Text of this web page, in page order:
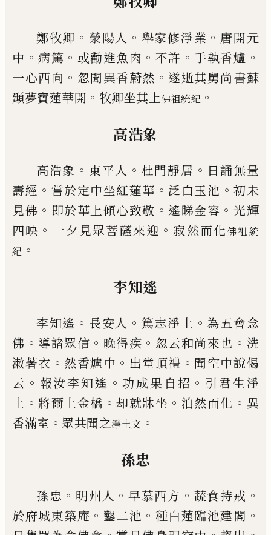
鄭牧卿 。 滎陽人 。 舉家修淨業 。 唐開元
中 。病篤 。 或勸進魚肉 。 不許 。 手執香爐 。
一心西向 。 忽聞異香蔚然 。 遂逝其舅尚書蘇
頲夢寶蓮華開 。 牧卿坐其上佛祖統紀 。
高浩象
高浩象 。 東平人 。 杜門靜居 。 日誦無量
壽經 。 嘗於定中坐紅蓮華 。泛白玉池 。初未
見佛 。 即於華上傾心致敬 。遙睇金容 。 光輝
四映 。 一夕見眾菩薩來迎 。 寂然而化佛祖統
紀 。
李知遙
李知遙 。 長安人 。 篤志淨土 。 為五會念
佛 。 導諸眾信 。 晚得疾 。 忽云和尚來也 。 洗
潄著衣 。 然香爐中 。 出堂頂禮 。 聞空中說偈
云 。 報汝李知遙 。 功成果自招 。 引君生淨
土 。 將爾上金橋 。却就牀坐 。 泊然而化 。 異
香滿室 。 眾共聞之淨土文 。
孫忠
孫忠 。 明州人 。早慕西方 。 蔬食持戒 。
於府城東築庵 。 鑿二池 。 種白蓮臨池建閣 。